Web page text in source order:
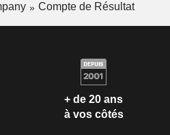
Compte de Résultat
+ de 20 ans
à vos côtés